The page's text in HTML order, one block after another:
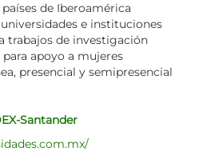
de Iberoamérica
e instituciones
trabajos de investigación
apoyo a mujeres
presencial y semipresencial
Santander